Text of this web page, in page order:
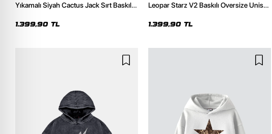
Yıkamalı Siyah Cactus Jack Sırt Baskılı
1.399,90 TL
Leopar Starz V2 Baskılı Oversize Unisex
1.399,90 TL